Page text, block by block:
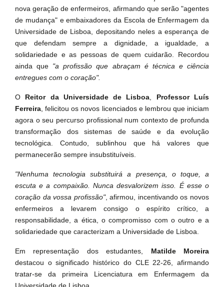
nova geração de enfermeiros, afirmando que serão "agentes
de mudança" e embaixadores da Escola de Enfermagem da
Universidade de Lisboa, depositando neles a esperança de
que defendam sempre a dignidade, a igualdade, a
solidariedade e as pessoas de quem cuidarão. Recordou
ainda que "a profissão que abraçam é técnica e ciência
entregues com o coração".
O Reitor da Universidade de Lisboa
Professor Luís
Ferreira , felicitou os novos licenciados e lembrou que iniciam
agora o seu percurso profissional num contexto de profunda
transformação dos sistemas de saúde e da evolução
tecnológica. Contudo, sublinhou que há valores que
permanecerão sempre insubstituíveis.
"Nenhuma tecnologia substituirá a presença, o toque, a
escuta e a compaixão. Nunca desvalorizem isso. É esse o
coração da vossa profissão", afirmou, incentivando os novos
enfermeiros a levarem consigo o espírito crítico, a
responsabilidade, a ética, o compromisso com o outro e a
solidariedade que caracterizam a Universidade de Lisboa.
Em representação dos estudantes, Matilde Moreira
destacou o significado histórico do CLE 22-26, afirmando
tratar-se da primeira Licenciatura em Enfermagem da